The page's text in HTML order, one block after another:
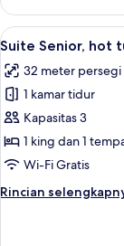
Suite
Junior
(Temple
Apollo)
Lihat
semua
foto
untuk
Suite
Senior,
hot
9
Suite Senior, hot
32 meter persegi
1 kamar tidur
Kapasitas 3
1 king dan 1
Wi-Fi Gratis
Rincian
Rincian